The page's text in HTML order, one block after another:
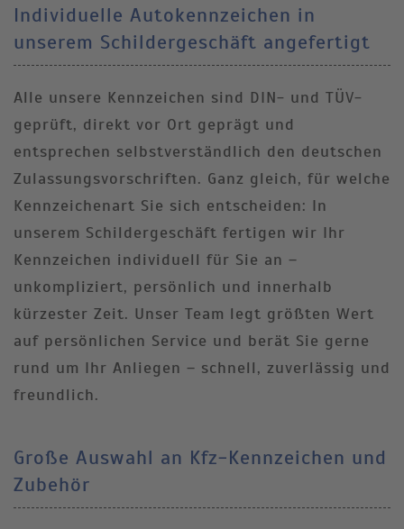
Individuelle Autokennzeichen in
unserem Schildergeschäft angefertigt
Alle unsere Kennzeichen sind DIN- und TÜV-
geprüft, direkt vor Ort geprägt und
entsprechen selbstverständlich den deutschen
Zulassungsvorschriften. Ganz gleich, für welche
Kennzeichenart Sie sich entscheiden: In
unserem Schildergeschäft fertigen wir Ihr
Kennzeichen individuell für Sie an –
unkompliziert, persönlich und innerhalb
kürzester Zeit. Unser Team legt größten Wert
auf persönlichen Service und berät Sie gerne
rund um Ihr Anliegen – schnell, zuverlässig und
freundlich.
Große Auswahl an Kfz-Kennzeichen und
Zubehör